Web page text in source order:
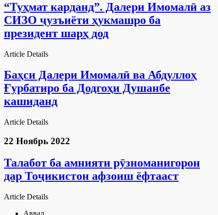
“Туҳмат карданд”. Далери Имомалӣ аз
СИЗО ҷузъиёти ҳукмашро ба
президент шарҳ дод
Article Details
Баҳси Далери Имомалӣ ва Абдуллоҳ
Ғурбатиро ба Додгоҳи Душанбе
кашиданд
Article Details
22 Ноябрь 2022
Талабот ба амнияти рӯзноманигорон
дар Тоҷикистон афзоиш ёфтааст
Article Details
Аввал